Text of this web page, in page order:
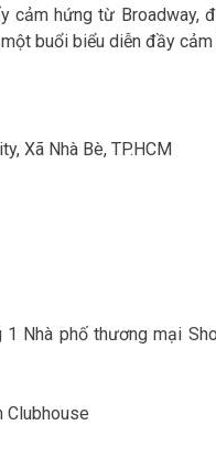
cảm hứng từ Broadway,
buổi biểu diễn đầy
Xã Nhà Bè, TP.HCM
Nhà phố thương mại
Clubhouse